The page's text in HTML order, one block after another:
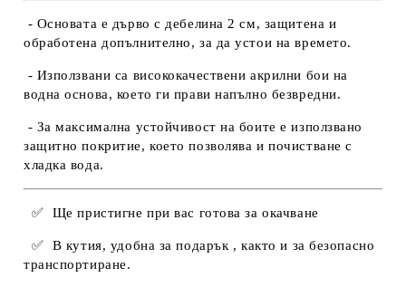
- Основата е дърво с дебелина 2 см, защитена и
обработена допълнително, за да устои на времето.
- Използвани са висококачествени акрилни бои на
водна основа, което ги прави напълно безвредни.
- За максимална устойчивост на боите е използвано
защитно покритие, което позволява и почистване с
хладка вода.
✅ Ще пристигне при вас готова за окачване
✅
В кутия, удобна за подарък , както и за безопасно
транспортиране.